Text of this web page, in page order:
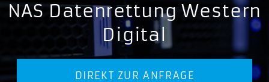
NAS Datenrettung Western
Digital
DIREKT ZUR ANFRAGE